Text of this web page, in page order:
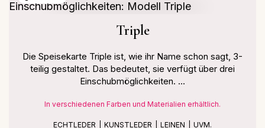
Triple
Die Speisekarte Triple ist, wie ihr Name schon sagt, 3-
teilig gestaltet. Das bedeutet, sie verfügt über drei
Einschubmöglichkeiten. ...
In verschiedenen Farben und Materialien erhältlich.
ECHTLEDER KUNSTLEDER LEINEN UVM.